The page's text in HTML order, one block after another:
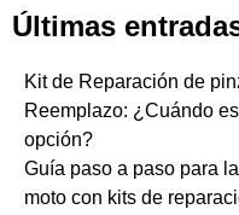
Últimas
Kit de Reparación de
Reemplazo: ¿Cuándo
opción?
Guía paso a paso para
moto con kits de